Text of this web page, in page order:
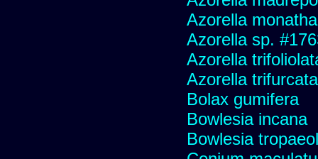
Azorella monatha
Azorella sp.
Azorella
Azorella trifurcata
Bolax gumifera
Bowlesia incana
Bowlesia